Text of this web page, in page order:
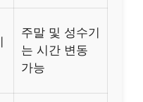
주말 및 성수기
는 시간 변동
가능